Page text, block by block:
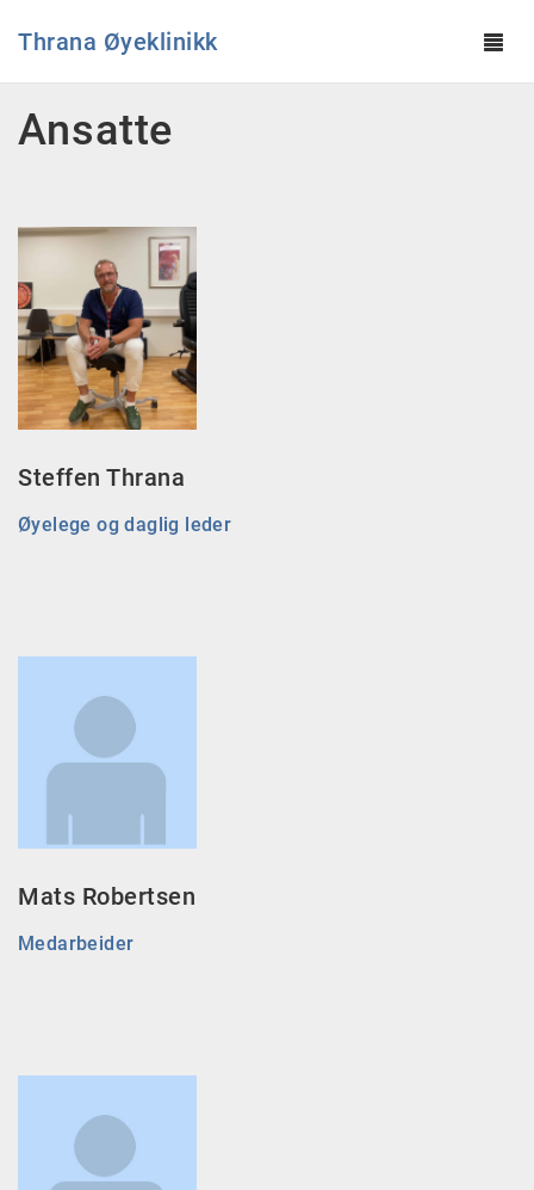
Thrana Øyeklinikk
Ansatte
Steffen Thrana
Øyelege og daglig leder
Mats Robertsen
Medarbeider